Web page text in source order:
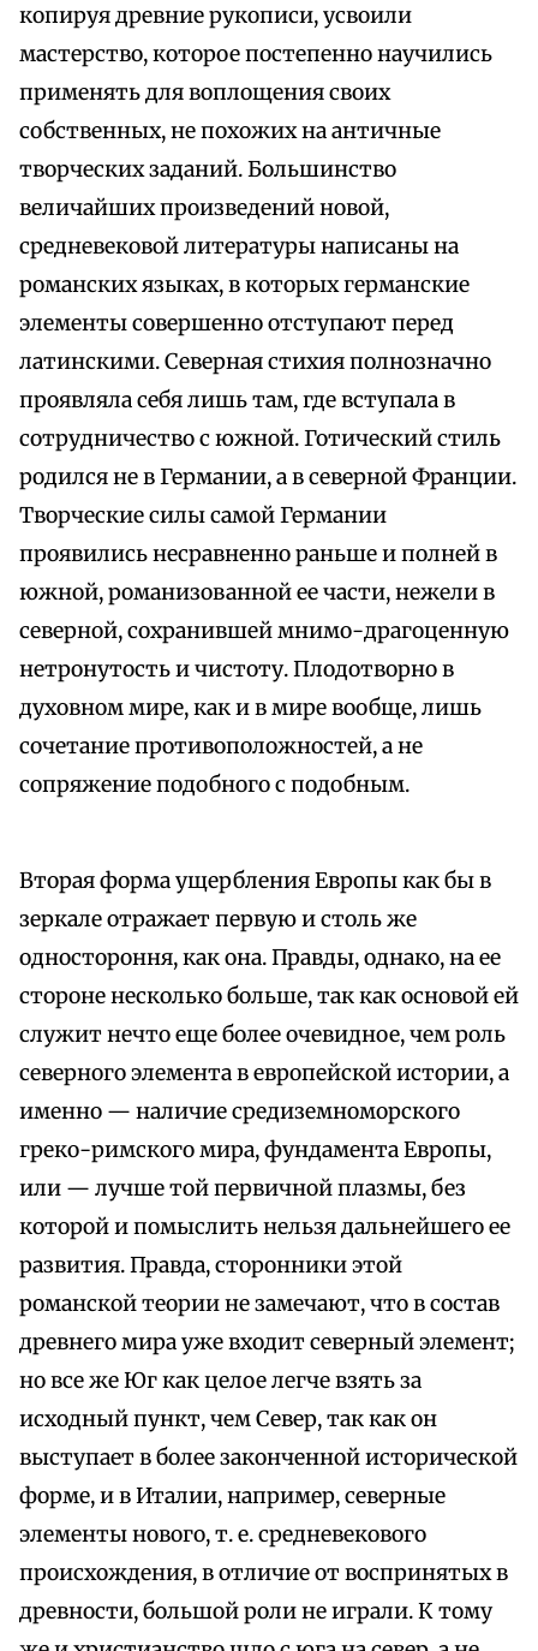
копируя древние рукописи, усвоили
мастерство, которое постепенно научились
применять для воплощения своих
собственных, не похожих на античные
творческих заданий. Большинство
величайших произведений новой,
средневековой литературы написаны на
романских языках, в которых германские
элементы совершенно отступают перед
латинскими. Северная стихия полнозначно
проявляла себя лишь там, где вступала в
сотрудничество с южной. Готический стиль
родился не в Германии, а в северной Франции.
Творческие силы самой Германии
проявились несравненно раньше и полней в
южной, романизованной ее части, нежели в
северной, сохранившей мнимо-драгоценную
нетронутость и чистоту. Плодотворно в
духов­ном мире, как и в мире вообще, лишь
сочетание противоположностей, а не
сопряжение подобного с подобным.
Вторая форма ущербления Европы как бы в
зеркале отражает первую и столь же
одностороння, как она. Правды, однако, на ее
стороне несколько больше, так как основой ей
служит нечто еще более очевидное, чем роль
северного элемента в европейской истории, а
именно — наличие средиземноморского
греко-римского мира, фундамента Европы,
или — лучше той первичной плазмы, без
которой и помыслить нельзя дальнейшего ее
развития. Правда, сторонники этой
романской теории не замечают, что в состав
древнего мира уже входит северный элемент;
но все же Юг как целое легче взять за
исходный пункт, чем Север, так как он
выступает в более законченной исторической
форме, и в Италии, например, северные
элементы нового, т. е. средневекового
происхождения, в отличие от воспринятых в
древности, большой роли не играли. К тому